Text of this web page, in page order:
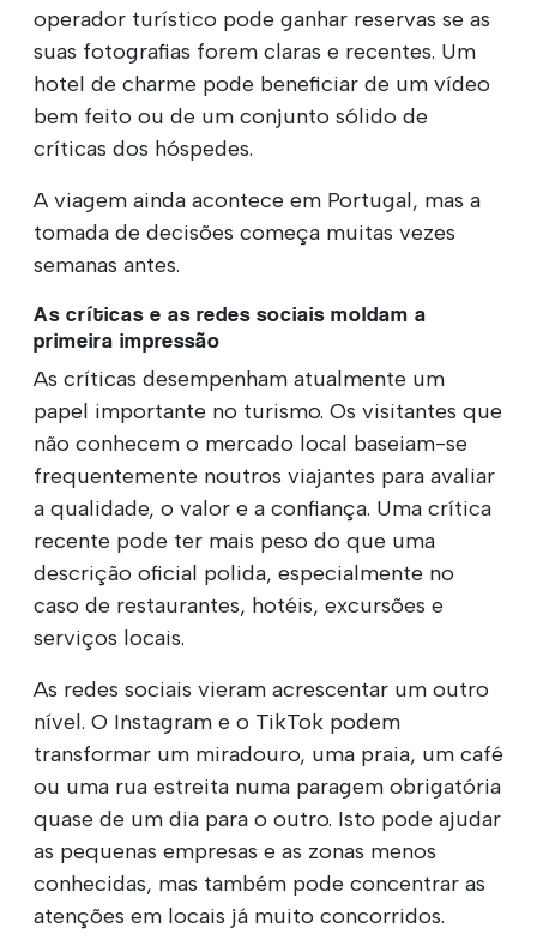
operador turístico pode ganhar reservas se as
suas fotografias forem claras e recentes. Um
hotel de charme pode beneficiar de um vídeo
bem feito ou de um conjunto sólido de
críticas dos hóspedes.
A viagem ainda acontece em Portugal, mas a
tomada de decisões começa muitas vezes
semanas antes.
As críticas e as redes sociais moldam a
primeira impressão
As críticas desempenham atualmente um
papel importante no turismo. Os visitantes que
não conhecem o mercado local baseiam-se
frequentemente noutros viajantes para avaliar
a qualidade, o valor e a confiança. Uma crítica
recente pode ter mais peso do que uma
descrição oficial polida, especialmente no
caso de restaurantes, hotéis, excursões e
serviços locais.
As redes sociais vieram acrescentar um outro
nível. O Instagram e o TikTok podem
transformar um miradouro, uma praia, um café
ou uma rua estreita numa paragem obrigatória
quase de um dia para o outro. Isto pode ajudar
as pequenas empresas e as zonas menos
conhecidas, mas também pode concentrar as
atenções em locais já muito concorridos.